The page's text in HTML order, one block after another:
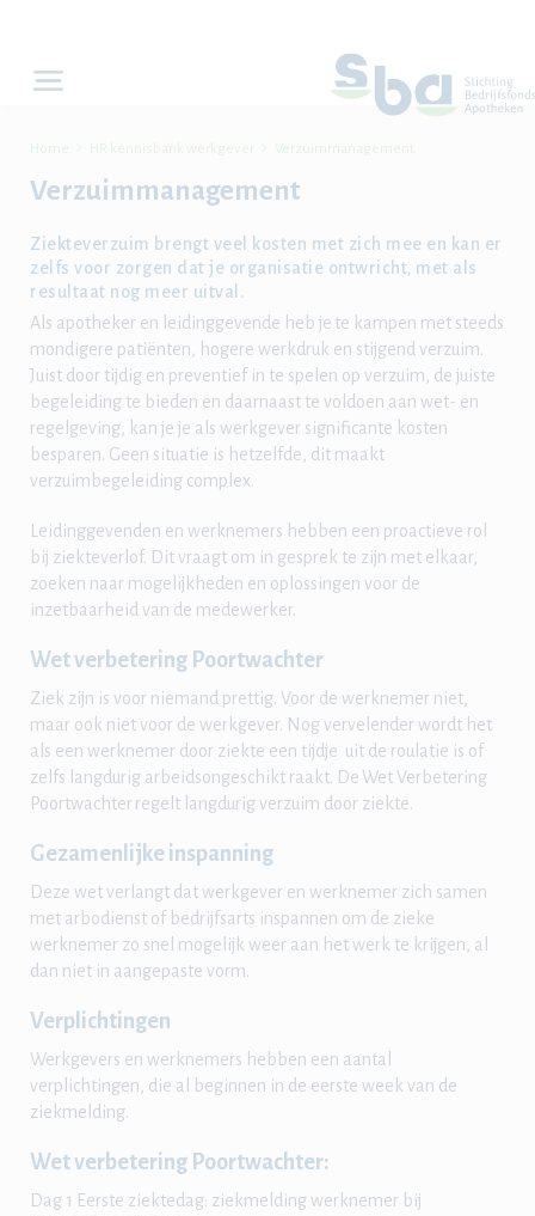
Home HR kennisbank werkgever Verzuimmanagement
Verzuimmanagement
Ziekteverzuim brengt veel kosten met zich mee en kan er
zelfs voor zorgen dat je organisatie ontwricht, met als
resultaat nog meer uitval.
Als apotheker en leidinggevende heb je te kampen met steeds
mondigere patiënten, hogere werkdruk en stijgend verzuim.
Juist door tijdig en preventief in te spelen op verzuim, de juiste
begeleiding te bieden en daarnaast te voldoen aan wet- en
regelgeving, kan je je als werkgever significante kosten
besparen. Geen situatie is hetzelfde, dit maakt
verzuimbegeleiding complex.
Leidinggevenden en werknemers hebben een proactieve rol
bij ziekteverlof. Dit vraagt om in gesprek te zijn met elkaar,
zoeken naar mogelijkheden en oplossingen voor de
inzetbaarheid van de medewerker.
Wet verbetering Poortwachter
Ziek zijn is voor niemand prettig. Voor de werknemer niet,
maar ook niet voor de werkgever. Nog vervelender wordt het
als een werknemer door ziekte een tijdje uit de roulatie is of
zelfs langdurig arbeidsongeschikt raakt. De Wet Verbetering
Poortwachter regelt langdurig verzuim door ziekte.
Gezamenlijke inspanning
Deze wet verlangt dat werkgever en werknemer zich samen
met arbodienst of bedrijfsarts inspannen om de zieke
werknemer zo snel mogelijk weer aan het werk te krijgen, al
dan niet in aangepaste vorm.
Verplichtingen
Werkgevers en werknemers hebben een aantal
verplichtingen, die al beginnen in de eerste week van de
ziekmelding.
Wet verbetering Poortwachter:
Dag 1 Eerste ziektedag: ziekmelding werknemer bij